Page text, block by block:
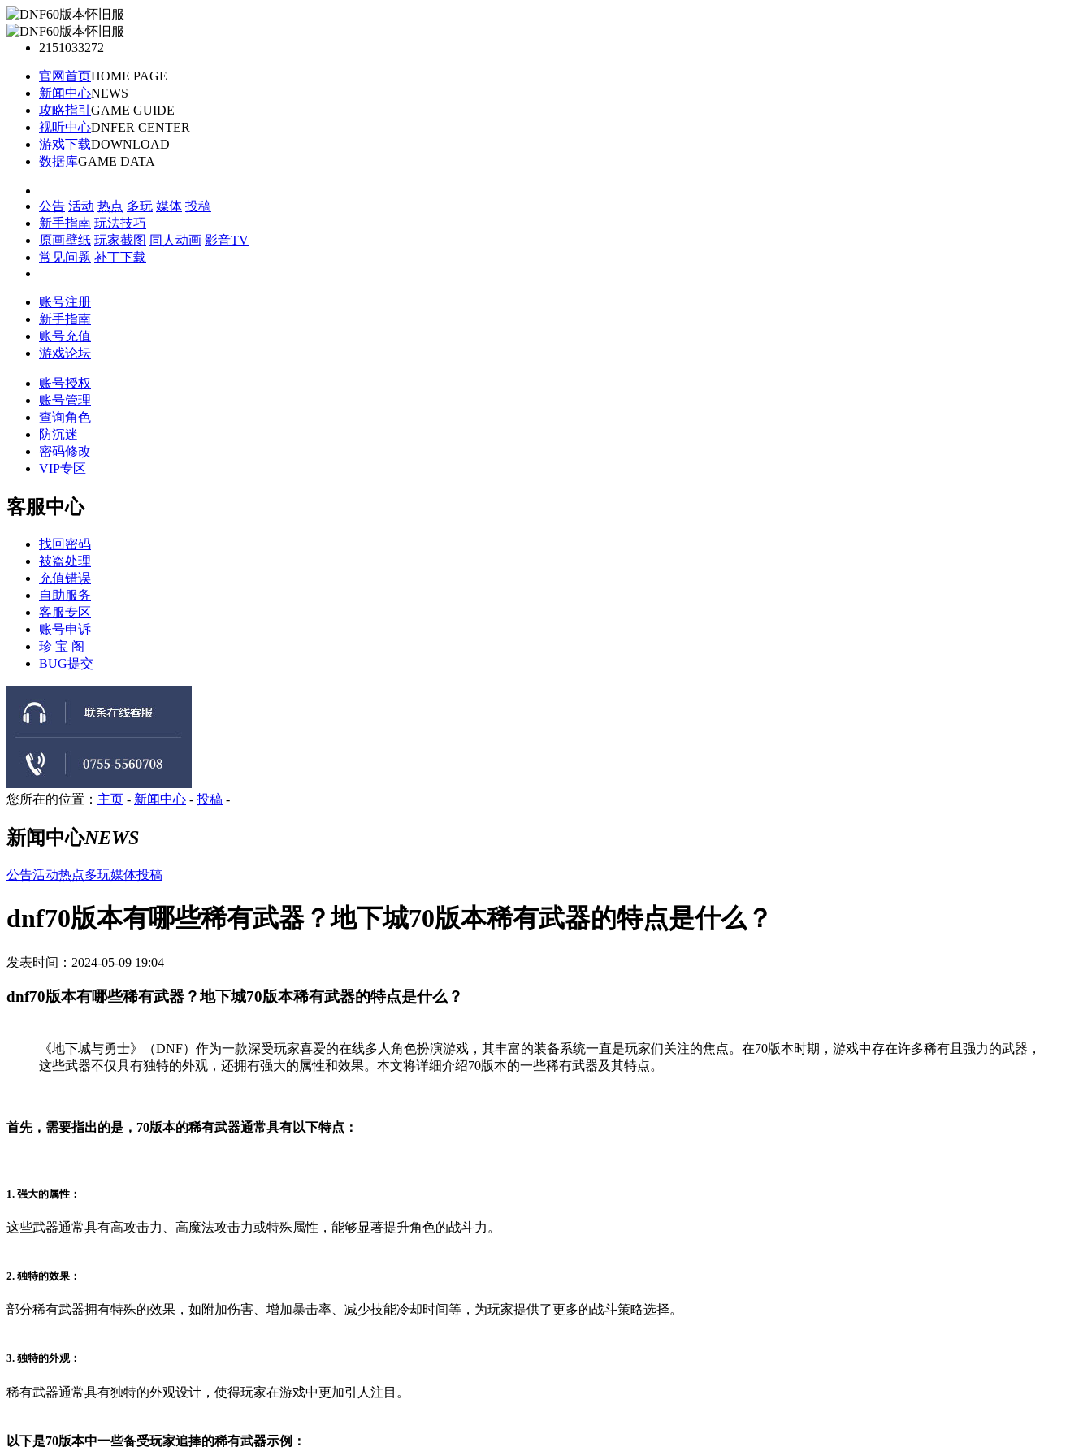
2151033272
官网首页HOME PAGE
新闻中心NEWS
攻略指引 GAME GUIDE
视听中心DNFER CENTER
游戏下载DOWNLOAD
数据库GAME DATA
公告 活动 热点 多玩 媒体 投稿
新手指南 玩法技巧
原画壁纸 玩家截图 同人动画 影音TV
常见问题 补丁下载
账号注册
新手指南
账号充值
游戏论坛
账号授权
账号管理
查询角色
防沉迷
密码修改
VIP专区
客服中心
找回密码
被盗处理
充值错误
自助服务
客服专区
账号申诉
珍 宝 阁
BUG提交
您所在的位置： 主页 - 新闻中心 - 投稿 -
新闻中心NEWS
公告活动热点多玩媒体投稿
dnf70版本有哪些稀有武器？地下城70版本稀有武器的特点是什么？
发表时间：2024-05-09 19:04
dnf70版本有哪些稀有武器？地下城70版本稀有武器的特点是什么？
《地下城与勇士》（DNF）作为一款深受玩家喜爱的在线多人角色扮演游戏，其丰富的装备系统一直是玩家们关注的焦点。在70版本时期，游戏中存在许多稀有且强力的武器，
这些武器不仅具有独特的外观，还拥有强大的属性和效果。本文将详细介绍70版本的一些稀有武器及其特点。
首先，需要指出的是，70版本的稀有武器通常具有以下特点：
1. 强大的属性：
这些武器通常具有高攻击力、高魔法攻击力或特殊属性，能够显著提升角色的战斗力。
2. 独特的效果：
部分稀有武器拥有特殊的效果，如附加伤害、增加暴击率、减少技能冷却时间等，为玩家提供了更多的战斗策略选择。
3. 独特的外观：
稀有武器通常具有独特的外观设计，使得玩家在游戏中更加引人注目。
以下是70版本中一些备受玩家追捧的稀有武器示例：